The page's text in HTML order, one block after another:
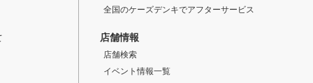
全国のケーズデンキでアフターサービス
店舗情報
店舗検索
イベント情報一覧